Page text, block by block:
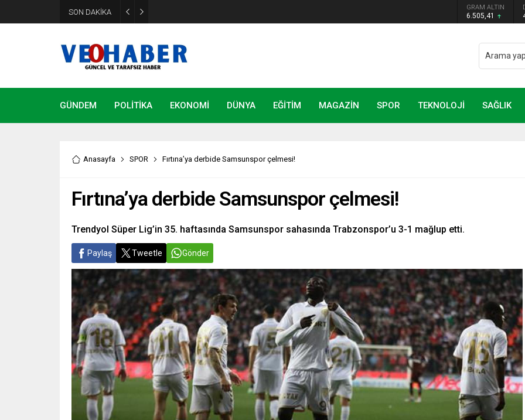
SON DAKİKA GRAM ALTIN
6.505,41
GÜNDEM POLİTİKA EKONOMİ DÜNYA EĞİTİM MAGAZİN SPOR TEKNOLOJİ SAĞLIK
Anasayfa SPOR Fırtına’ya derbide Samsunspor çelmesi!
Fırtına’ya derbide Samsunspor çelmesi!
Trendyol Süper Lig’in 35. haftasında Samsunspor sahasında Trabzonspor’u 3-1 mağlup etti.
Paylaş Tweetle Gönder